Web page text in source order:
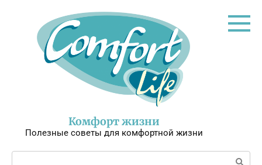
Комфорт жизни
Полезные советы для комфортной жизни
Поиск: